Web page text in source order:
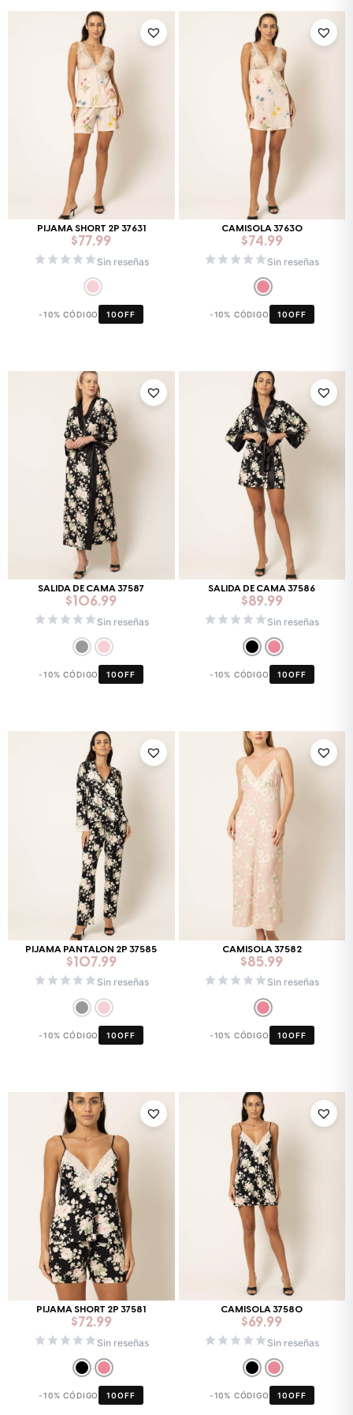
PIJAMA SHORT 2P 37631
$77.99
Sin reseñas
-10% CÓDIGO 10OFF
CAMISOLA 37630
$74.99
Sin reseñas
-10% CÓDIGO 10OFF
SALIDA DE CAMA 37587
$ 106.99
Sin reseñas
-10% CÓDIGO 10OFF
SALIDA DE CAMA 37586
$89.99
Sin reseñas
-10% CÓDIGO 10OFF
PIJAMA PANTALON 2P 37585
$107.99
Sin reseñas
-10% CÓDIGO 10OFF
CAMISOLA 37582
$85.99
Sin reseñas
-10% CÓDIGO 10OFF
PIJAMA SHORT 2P 37581
$72.99
Sin reseñas
-10% CÓDIGO 10OFF
CAMISOLA 37580
$69.99
Sin reseñas
-10% CÓDIGO 10OFF